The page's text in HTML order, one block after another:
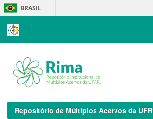
Skip
navigation
BRASIL
Repositório de Múltiplos Acervos da